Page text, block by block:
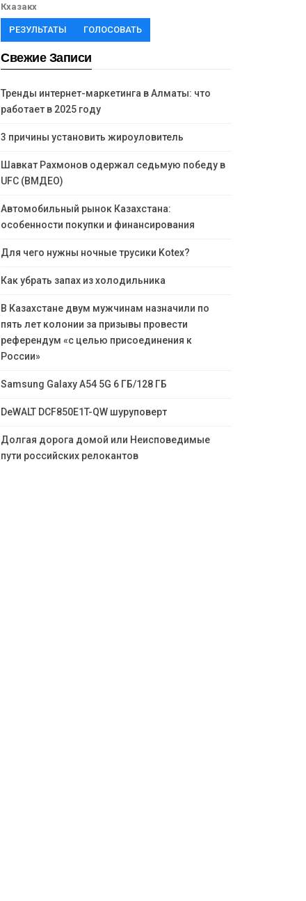
Кхазакх
РЕЗУЛЬТАТЫ ГОЛОСОВАТЬ
Свежие Записи
Тренды интернет-маркетинга в Алматы: что
работает в 2025 году
3 причины установить жироуловитель
Шавкат Рахмонов одержал седьмую победу в
UFC (ВМДЕО)
Автомобильный рынок Казахстана:
особенности покупки и финансирования
Для чего нужны ночные трусики Kotex?
Как убрать запах из холодильника
В Казахстане двум мужчинам назначили по
пять лет колонии за призывы провести
референдум «с целью присоединения к
России»
Samsung Galaxy A54 5G 6 ГБ/128 ГБ
DeWALT DCF850E1T-QW шуруповерт
Долгая дорога домой или Неисповедимые
пути российских релокантов